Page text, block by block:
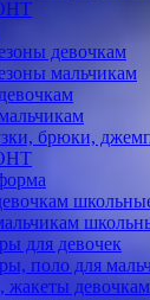
девочкам
мальчикам
брюки,
для девочек
поло для
жакеты девочкам